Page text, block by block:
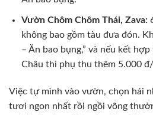
Vườn Chôm Chôm Thái, Zava:
không bao gồm tàu đưa đón.
– Ăn bao bụng,” và nếu kết
Châu thì phụ thu thêm 5.000
Việc tự mình vào vườn, chọn hái
tươi ngon nhất rồi ngồi võng